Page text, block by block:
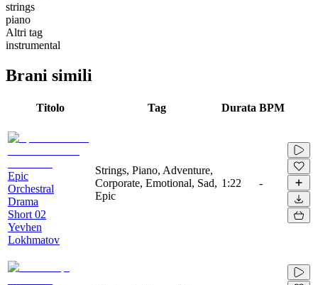
strings
piano
Altri tag
instrumental
Brani simili
Titolo Tag Durata BPM
Epic
Orchestral
Drama
Short 02
Yevhen
Lokhmatov
Strings, Piano, Adventure,
Corporate, Emotional, Sad,
Epic
1:22 -